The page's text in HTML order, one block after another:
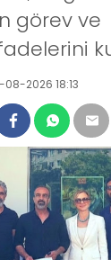
görev ve
08-2026 18:13